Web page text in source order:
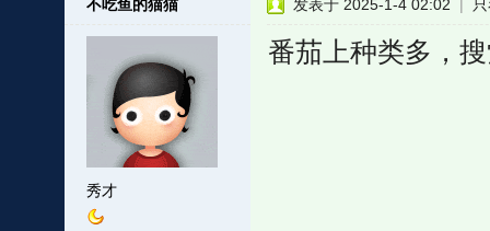
不吃鱼的猫猫
秀才
发表于 2025-1-4 02:02
番茄上种类多，